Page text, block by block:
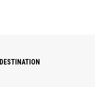
DESTINATION